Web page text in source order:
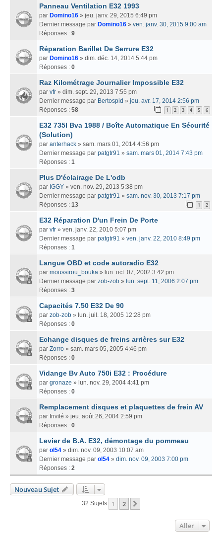
Panneau Ventilation E32 1993
par Domino16 » jeu. janv. 29, 2015 6:49 pm
Dernier message par Domino16 » ven. janv. 30, 2015 9:00 am
Réponses : 9
Réparation Barillet De Serrure E32
par Domino16 » dim. déc. 14, 2014 5:44 pm
Réponses : 0
Raz Kilométrage Journalier Impossible E32
par vfr » dim. sept. 29, 2013 7:55 pm
Dernier message par Bertospid » jeu. avr. 17, 2014 2:56 pm
Réponses : 58 1 2 3 4 5 6
E32 735I Bva 1988 / Boîte Automatique En Sécurité
(Solution)
par anterhack » sam. mars 01, 2014 4:56 pm
Dernier message par patgtr91 » sam. mars 01, 2014 7:43 pm
Réponses : 1
Plus D'éclairage De L'odb
par IGGY » ven. nov. 29, 2013 5:38 pm
Dernier message par patgtr91 » sam. nov. 30, 2013 7:17 pm
Réponses : 13 1 2
E32 Réparation D'un Frein De Porte
par vfr » ven. janv. 22, 2010 5:07 pm
Dernier message par patgtr91 » ven. janv. 22, 2010 8:49 pm
Réponses : 1
Langue OBD et code autoradio E32
par moussirou_bouka » lun. oct. 07, 2002 3:42 pm
Dernier message par zob-zob » lun. sept. 11, 2006 2:07 pm
Réponses : 3
Capacités 7.50 E32 De 90
par zob-zob » lun. juil. 18, 2005 12:28 pm
Réponses : 0
Echange disques de freins arrières sur E32
par Zorro » sam. mars 05, 2005 4:46 pm
Réponses : 0
Vidange Bv Auto 750i E32 : Procédure
par gronaze » lun. nov. 29, 2004 4:41 pm
Réponses : 0
Remplacement disques et plaquettes de frein AV
par Invité » jeu. août 26, 2004 2:59 pm
Réponses : 0
Levier de B.A. E32, démontage du pommeau
par ol54 » dim. nov. 09, 2003 10:07 am
Dernier message par ol54 » dim. nov. 09, 2003 7:00 pm
Réponses : 2
Nouveau Sujet
32 Sujets 1 2
Aller